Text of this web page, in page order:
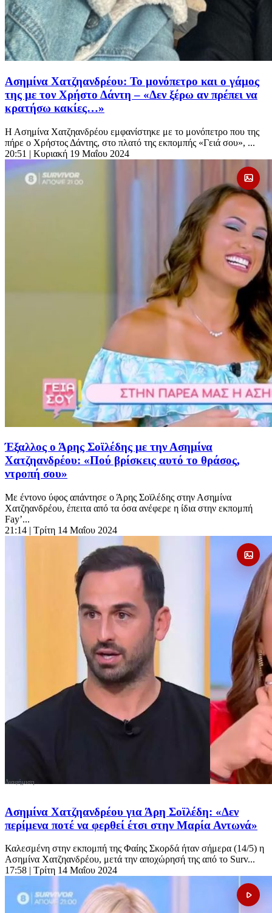
Ασημίνα Χατζηανδρέου: Το μονόπετρο και ο γάμος
της με τον Χρήστο Δάντη – «Δεν ξέρω αν πρέπει να
κρατήσω κακίες…»
Η Ασημίνα Χατζηανδρέου εμφανίστηκε με το μονόπετρο που της
πήρε ο Χρήστος Δάντης, στο πλατό της εκπομπής «Γειά σου», ...
20:51 | Κυριακή 19 Μαΐου 2024
Έξαλλος ο Άρης Σοϊλέδης με την Ασημίνα
Χατζηανδρέου: «Πού βρίσκεις αυτό το θράσος,
ντροπή σου»
Με έντονο ύφος απάντησε ο Άρης Σοϊλέδης στην Ασημίνα
Χατζηανδρέου, έπειτα από τα όσα ανέφερε η ίδια στην εκπομπή
Fay’...
21:14 | Τρίτη 14 Μαΐου 2024
Ασημίνα Χατζηανδρέου για Άρη Σοϊλέδη: «Δεν
περίμενα ποτέ να φερθεί έτσι στην Μαρία Αντωνά»
Καλεσμένη στην εκπομπή της Φαίης Σκορδά ήταν σήμερα (14/5) η
Ασημίνα Χατζηανδρέου, μετά την αποχώρησή της από το Surv...
17:58 | Τρίτη 14 Μαΐου 2024